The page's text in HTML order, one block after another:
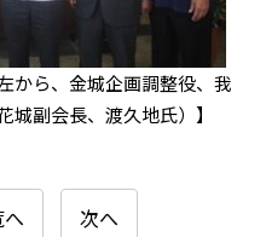
から、金城企画調整役、我
副会長、渡久地氏）】
次へ